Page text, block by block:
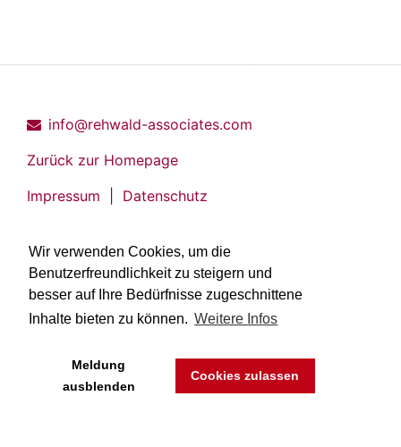
Wir verwenden Cookies, um die
Benutzerfreundlichkeit zu steigern und
besser auf Ihre Bedürfnisse zugeschnittene
Inhalte bieten zu können. Weitere Infos
Meldung
ausblenden
Cookies zulassen
info@rehwald-associates.com
Zurück zur Homepage
Impressum
Datenschutz